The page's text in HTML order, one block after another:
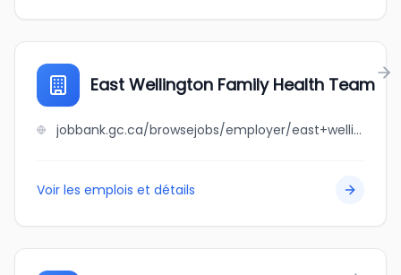
East Wellington Family Health Team
jobbank.gc.ca/browsejobs/employer/east+wellington+family+health+team/ca
Voir les emplois et détails